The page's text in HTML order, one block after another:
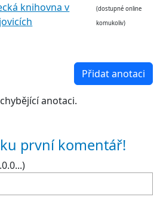
knihovna v
(dostupné online
komukoliv)
Přidat anotaci
anotaci.
první komentář!